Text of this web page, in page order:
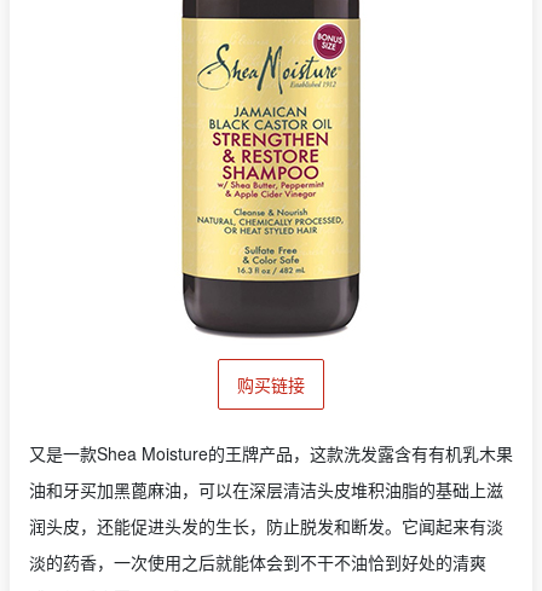
购买链接
又是一款Shea Moisture的王牌产品，这款洗发露含有有机乳木果
油和牙买加黑蓖麻油，可以在深层清洁头皮堆积油脂的基础上滋
润头皮，还能促进头发的生长，防止脱发和断发。它闻起来有淡
淡的药香，一次使用之后就能体会到不干不油恰到好处的清爽